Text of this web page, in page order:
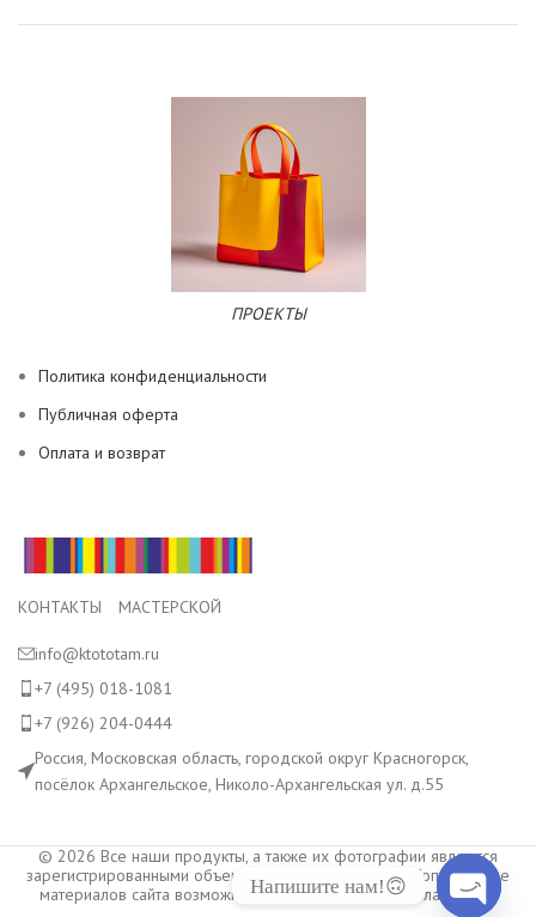
ПРОЕКТЫ
Политика конфиденциальности
Публичная оферта
Оплата и возврат
КОНТАКТЫ МАСТЕРСКОЙ
info@ktototam.ru
+7 (495) 018-1081
+7 (926) 204-0444
Россия, Московская область, городской округ Красногорск,
посёлок Архангельское, Николо-Архангельская ул. д.55
© 2026 Все наши продукты, а также их фотографии являются
зарегистрированными объектами авторского права. Копирование
материалов сайта возможно только с разрешения владельца.
Напишите нам!🙃